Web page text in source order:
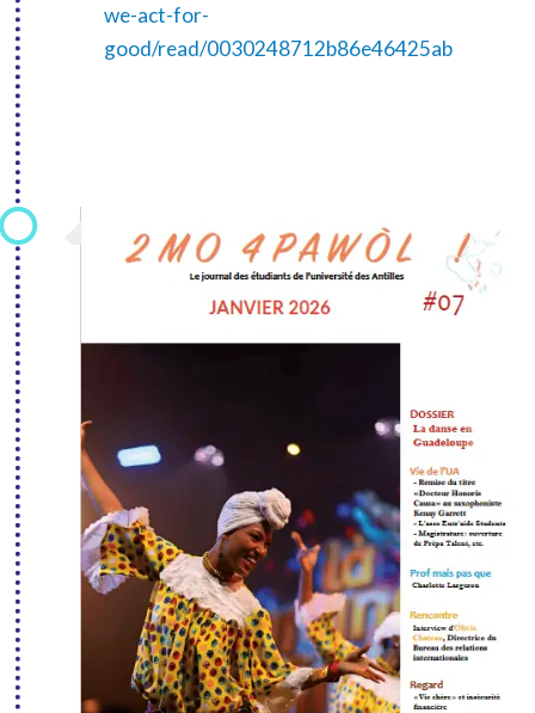
we-act-for-
good/read/0030248712b86e46425ab